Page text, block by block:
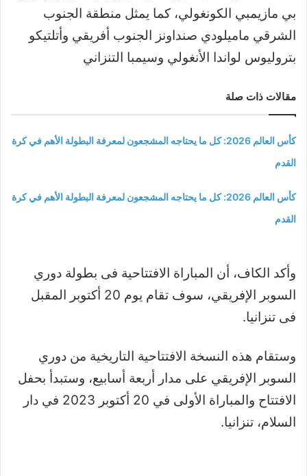
بي مازيمبي الكونغولي، كما يمثل منطقة الجنوب
الشرقي ماميلودي صنداونز الجنوب أفريقي وأتلتيكو
بتروليوس لواندا الأنغولي وسيمبا التنزاني
مقالات ذات صلة
كأس العالم 2026: كل ما يحتاجه المشجعون لمعرفة البطولة الأهم في كرة
القدم
كأس العالم 2026: كل ما يحتاجه المشجعون لمعرفة البطولة الأهم في كرة
القدم
وأكد الكاف، أن المباراة الافتتاحية فى بطولة دوري
السوبر الإفريقي، سوف تقام يوم 20 أكتوبر المقبل
فى تنزانيا.
وستقام هذه النسخة الافتتاحية التاريخية من دوري
السوبر الإفريقي على مدار أربعة أسابيع، وستبدأ بحفل
الافتتاح والمباراة الأولى في 20 أكتوبر 2023 في دار
السلام، تنزانيا.